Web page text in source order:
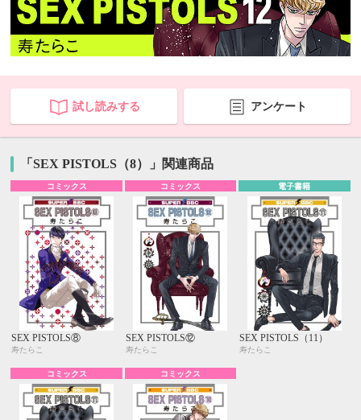
試し読みする アンケート
「SEX PISTOLS（8）」関連商品
コミックス
SEX PISTOLS⑧
寿たらこ
コミックス
SEX PISTOLS⑫
寿たらこ
電子書籍
SEX PISTOLS（11）
寿たらこ
コミックス コミックス